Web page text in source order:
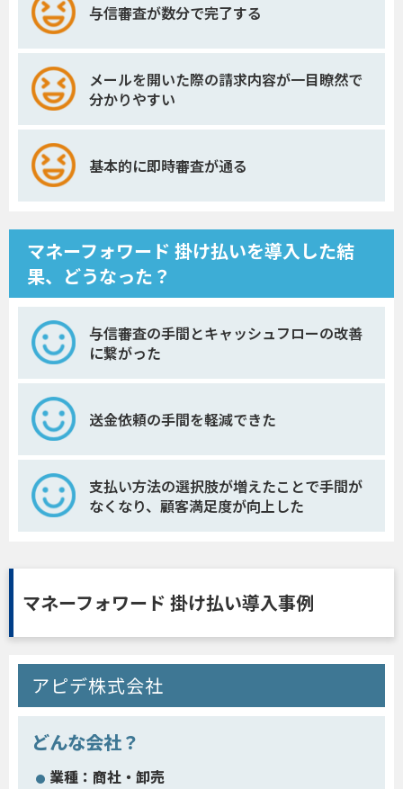
与信審査が数分で完了する
メールを開いた際の請求内容が一目瞭然で
分かりやすい
基本的に即時審査が通る
マネーフォワード 掛け払いを導入した結
果、どうなった？
与信審査の手間とキャッシュフローの改善
に繋がった
送金依頼の手間を軽減できた
支払い方法の選択肢が増えたことで手間が
なくなり、顧客満足度が向上した
マネーフォワード 掛け払い導入事例
アピデ株式会社
どんな会社？
業種：商社・卸売